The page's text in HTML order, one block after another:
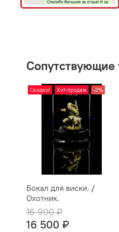
Сопутствующие
Скидки! Хит-продаж -2%
Бокал для виски. /
Охотник.
16 900 ₽
16 500 ₽